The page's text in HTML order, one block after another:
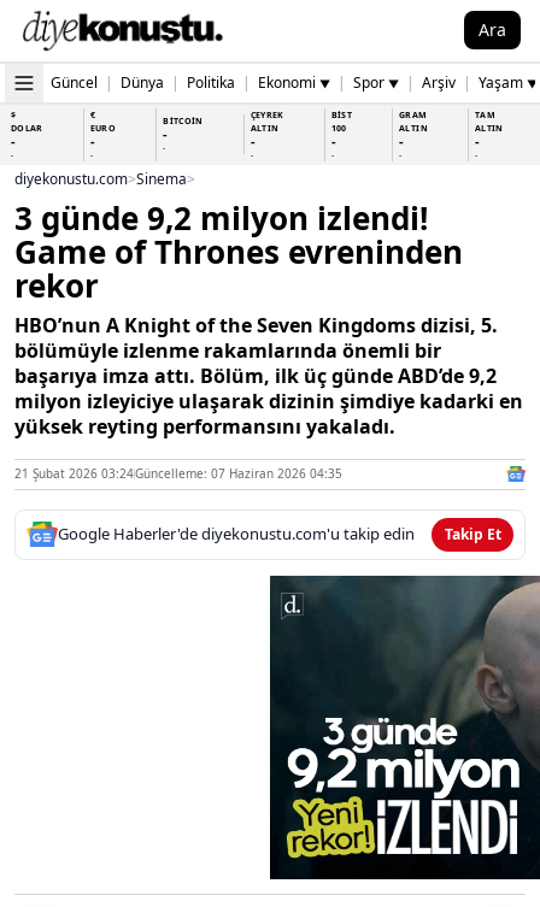
Ara
Güncel | Dünya | Politika | Ekonomi ▼ | Spor ▼ | Arşiv | Yaşam ▼
$
DOLAR
-
-
€
EURO
-
-
BİTCOİN
-
-
ÇEYREK
ALTIN
-
-
BİST
100
-
-
GRAM
ALTIN
-
-
TAM
ALTIN
-
-
diyekonustu.com>Sinema>
3 günde 9,2 milyon izlendi!
Game of Thrones evreninden
rekor
HBO’nun A Knight of the Seven Kingdoms dizisi, 5.
bölümüyle izlenme rakamlarında önemli bir
başarıya imza attı. Bölüm, ilk üç günde ABD’de 9,2
milyon izleyiciye ulaşarak dizinin şimdiye kadarki en
yüksek reyting performansını yakaladı.
21 Şubat 2026 03:24Güncelleme: 07 Haziran 2026 04:35
Google Haberler'de diyekonustu.com'u takip edin Takip Et